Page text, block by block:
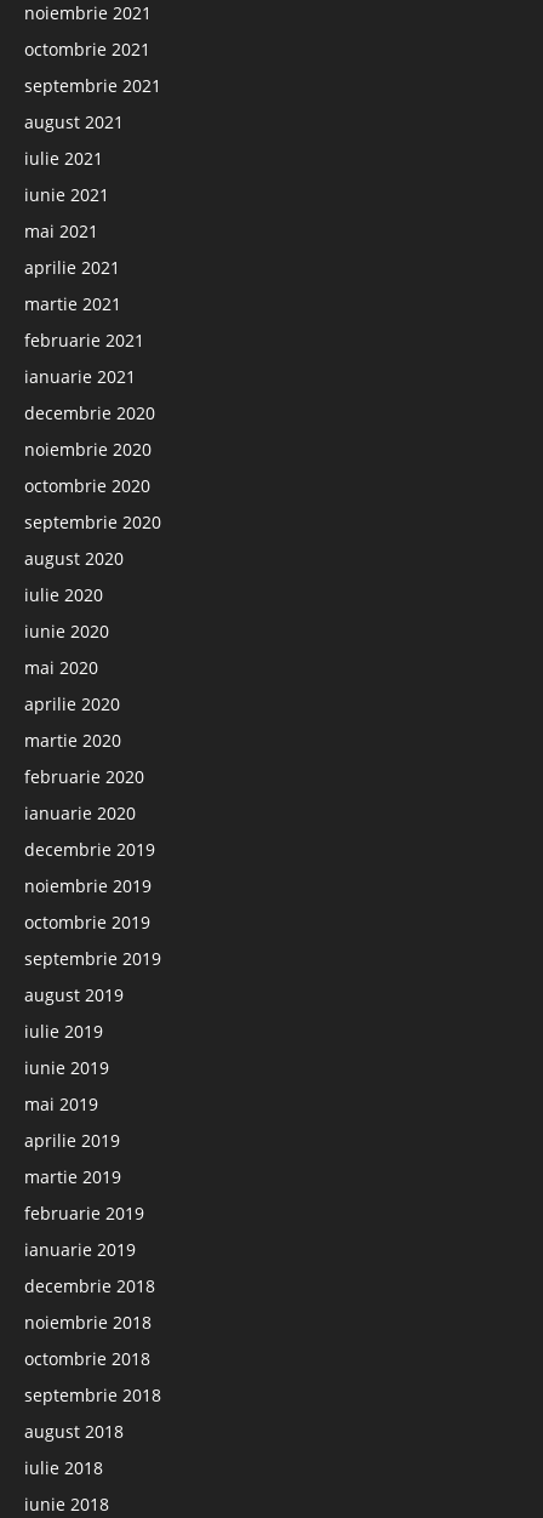
noiembrie 2021
octombrie 2021
septembrie 2021
august 2021
iulie 2021
iunie 2021
mai 2021
aprilie 2021
martie 2021
februarie 2021
ianuarie 2021
decembrie 2020
noiembrie 2020
octombrie 2020
septembrie 2020
august 2020
iulie 2020
iunie 2020
mai 2020
aprilie 2020
martie 2020
februarie 2020
ianuarie 2020
decembrie 2019
noiembrie 2019
octombrie 2019
septembrie 2019
august 2019
iulie 2019
iunie 2019
mai 2019
aprilie 2019
martie 2019
februarie 2019
ianuarie 2019
decembrie 2018
noiembrie 2018
octombrie 2018
septembrie 2018
august 2018
iulie 2018
iunie 2018